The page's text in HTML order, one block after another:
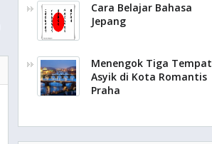
Cara Belajar Bahasa
Jepang
Menengok Tiga Tempat
Asyik di Kota Romantis
Praha